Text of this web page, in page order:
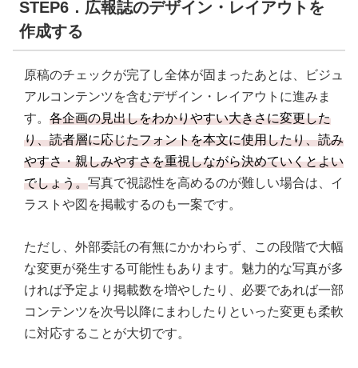
STEP6．広報誌のデザイン・レイアウトを
作成する
原稿のチェックが完了し全体が固まったあとは、ビジュ
アルコンテンツを含むデザイン・レイアウトに進みま
す。 各企画の見出しをわかりやすい大きさに変更した
り、読者層に応じたフォントを本文に使用したり、読み
やすさ・親しみやすさを重視しながら決めていくとよい
でしょう。写真で視認性を高めるのが難しい場合は、イ
ラストや図を掲載するのも一案です。
ただし、外部委託の有無にかかわらず、この段階で大幅
な変更が発生する可能性もあります。魅力的な写真が多
ければ予定より掲載数を増やしたり、必要であれば一部
コンテンツを次号以降にまわしたりといった変更も柔軟
に対応することが大切です。